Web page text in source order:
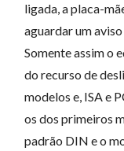
ligada, a placa-
aguardar um
Somente assim o
do recurso de
modelos e, ISA e
os dos primeiros
padrão DIN e o